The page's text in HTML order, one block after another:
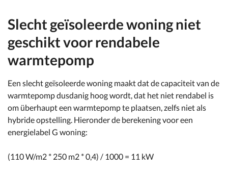
Slecht geïsoleerde woning niet
geschikt voor rendabele
warmtepomp
Een slecht geïsoleerde woning maakt dat de capaciteit van de
warmtepomp dusdanig hoog wordt, dat het niet rendabel is
om überhaupt een warmtepomp te plaatsen, zelfs niet als
hybride opstelling. Hieronder de berekening voor een
energielabel G woning:
(110 W/m2 * 250 m2 * 0,4) / 1000 = 11 kW